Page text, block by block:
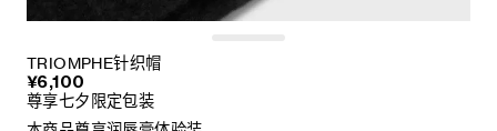
TRIOMPHE针织帽
¥6,100
尊享七夕限定包装